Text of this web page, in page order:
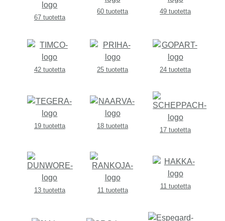
67 tuotetta
60 tuotetta 49 tuotetta
42 tuotetta 25 tuotetta 24 tuotetta
19 tuotetta 18 tuotetta
17 tuotetta
13 tuotetta 11 tuotetta
11 tuotetta